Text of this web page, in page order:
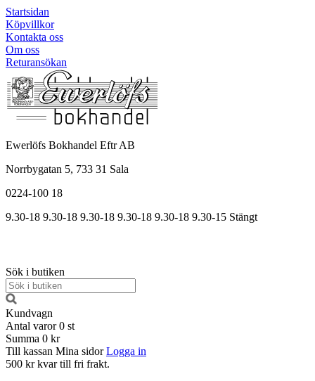
Startsidan
Köpvillkor
Kontakta oss
Om oss
Returansökan
Ewerlöfs Bokhandel Eftr AB
Norrbygatan 5, 733 31 Sala
0224-100 18
9.30-18 9.30-18 9.30-18 9.30-18 9.30-18 9.30-15 Stängt
Sök i butiken
Kundvagn
Antal varor 0 st
Summa 0 kr
Till kassan Mina sidor Logga in
500 kr kvar till fri frakt.